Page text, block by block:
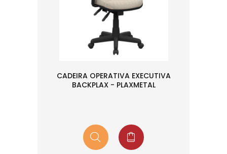
CADEIRA OPERATIVA EXECUTIVA
BACKPLAX - PLAXMETAL